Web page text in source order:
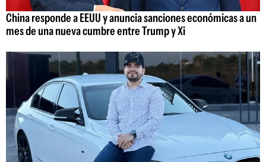
China responde a EEUU y anuncia sanciones económicas a un
mes de una nueva cumbre entre Trump y Xi